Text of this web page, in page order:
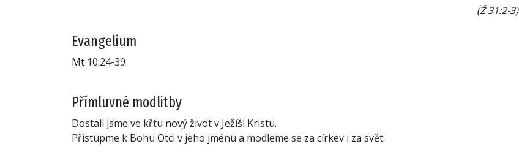
(Ž 31:2-3)
Evangelium
Mt 10:24-39
Přímluvné modlitby
Dostali jsme ve křtu nový život v Ježíši Kristu.
Přistupme k Bohu Otci v jeho jménu a modleme se za církev i za svět.